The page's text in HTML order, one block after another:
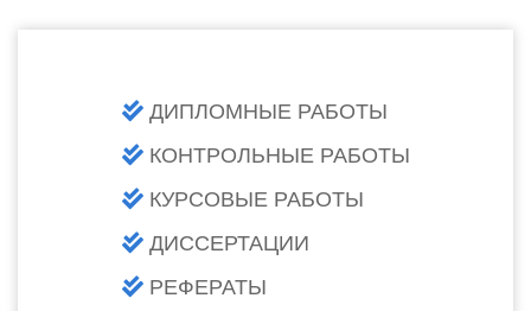
ДИПЛОМНЫЕ РАБОТЫ
КОНТРОЛЬНЫЕ РАБОТЫ
КУРСОВЫЕ РАБОТЫ
ДИССЕРТАЦИИ
РЕФЕРАТЫ